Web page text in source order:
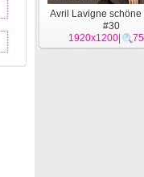
Avril Lavigne schöne
#30
1920x1200